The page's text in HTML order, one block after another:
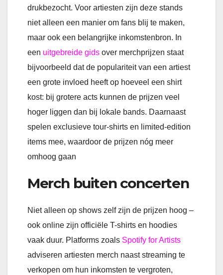
drukbezocht. Voor artiesten zijn deze stands
niet alleen een manier om fans blij te maken,
maar ook een belangrijke inkomstenbron. In
een uitgebreide gids over merchprijzen staat
bijvoorbeeld dat de populariteit van een artiest
een grote invloed heeft op hoeveel een shirt
kost: bij grotere acts kunnen de prijzen veel
hoger liggen dan bij lokale bands. Daarnaast
spelen exclusieve tour-shirts en limited-edition
items mee, waardoor de prijzen nóg meer
omhoog gaan
Merch buiten concerten
Niet alleen op shows zelf zijn de prijzen hoog –
ook online zijn officiële T-shirts en hoodies
vaak duur. Platforms zoals Spotify for Artists
adviseren artiesten merch naast streaming te
verkopen om hun inkomsten te vergroten,